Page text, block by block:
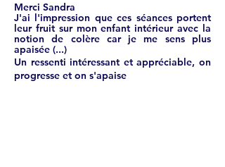
Merci Sandra
J'ai l'impression que ces séances portent
leur fruit sur mon enfant intérieur avec la
notion de colère car je me sens plus
apaisée (...)
Un ressenti intéressant et appréciable, on
progresse et on s'apaise